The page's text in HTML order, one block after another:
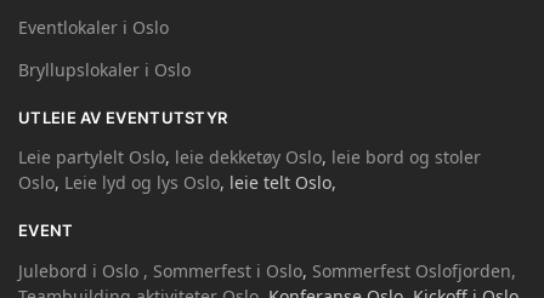
Eventlokaler i Oslo
Bryllupslokaler i Oslo
UTLEIE AV EVENTUTSTYR
Leie partylelt Oslo, leie dekketøy Oslo, leie bord og stoler
Oslo, Leie lyd og lys Oslo, leie telt Oslo,
EVENT
Julebord i Oslo , Sommerfest i Oslo, Sommerfest Oslofjorden,